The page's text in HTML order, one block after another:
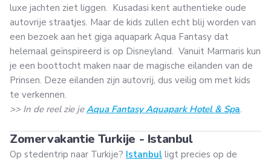
luxe jachten ziet liggen. Kusadasi kent authentieke oude
autovrije straatjes. Maar de kids zullen echt blij worden van
een bezoek aan het giga aquapark Aqua Fantasy dat
helemaal geïnspireerd is op Disneyland. Vanuit Marmaris kun
je een boottocht maken naar de magische eilanden van de
Prinsen. Deze eilanden zijn autovrij, dus veilig om met kids
te verkennen.
>> In de reel zie jeAqua Fantasy Aquapark Hotel & Spa.
Zomervakantie Turkije - Istanbul
Op stedentrip naar Turkije? Istanbul ligt precies op de